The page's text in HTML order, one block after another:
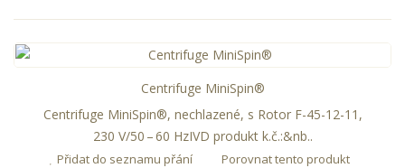
Centrifuge MiniSpin®
Centrifuge MiniSpin®, nechlazené, s Rotor F-45-12-11,
230 V/50 – 60 HzIVD produkt k.č.:&nb..
Přidat do seznamu přání Porovnat tento produkt